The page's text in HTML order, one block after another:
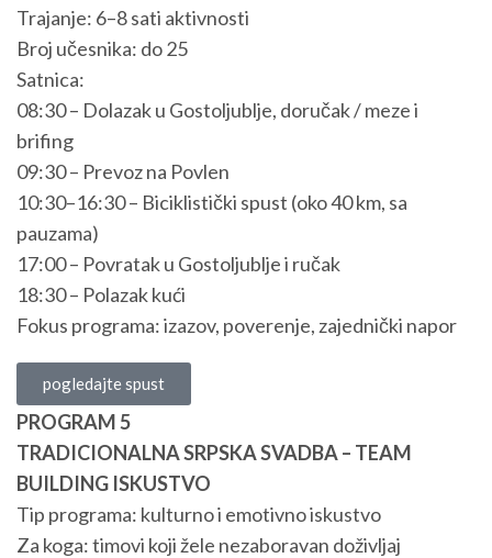
Trajanje: 6–8 sati aktivnosti
Broj učesnika: do 25
Satnica:
08:30 – Dolazak u Gostoljublje, doručak / meze i
brifing
09:30 – Prevoz na Povlen
10:30–16:30 – Biciklistički spust (oko 40 km, sa
pauzama)
17:00 – Povratak u Gostoljublje i ručak
18:30 – Polazak kući
Fokus programa: izazov, poverenje, zajednički napor
pogledajte spust
PROGRAM 5
TRADICIONALNA SRPSKA SVADBA – TEAM
BUILDING ISKUSTVO
Tip programa: kulturno i emotivno iskustvo
Za koga: timovi koji žele nezaboravan doživljaj